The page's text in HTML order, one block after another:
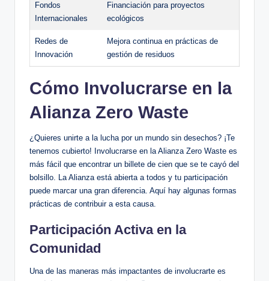
Fondos
Internacionales
Financiación para proyectos
ecológicos
Redes de
Innovación
Mejora continua en prácticas de
gestión de residuos
Cómo Involucrarse en la
Alianza Zero Waste
¿Quieres unirte a la lucha por un mundo sin desechos? ¡Te
tenemos cubierto! Involucrarse en la Alianza Zero Waste es
más fácil que encontrar un billete de cien que se te cayó del
bolsillo. La Alianza está abierta a todos y tu participación
puede marcar una gran diferencia. Aquí hay algunas formas
prácticas de contribuir a esta causa.
Participación Activa en la
Comunidad
Una de las maneras más impactantes de involucrarte es